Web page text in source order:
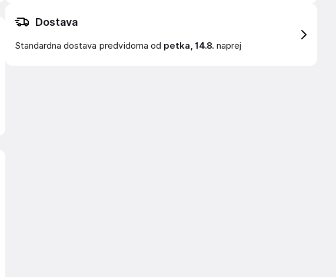
Dostava
Standardna dostava predvidoma od petka, 14.8. naprej